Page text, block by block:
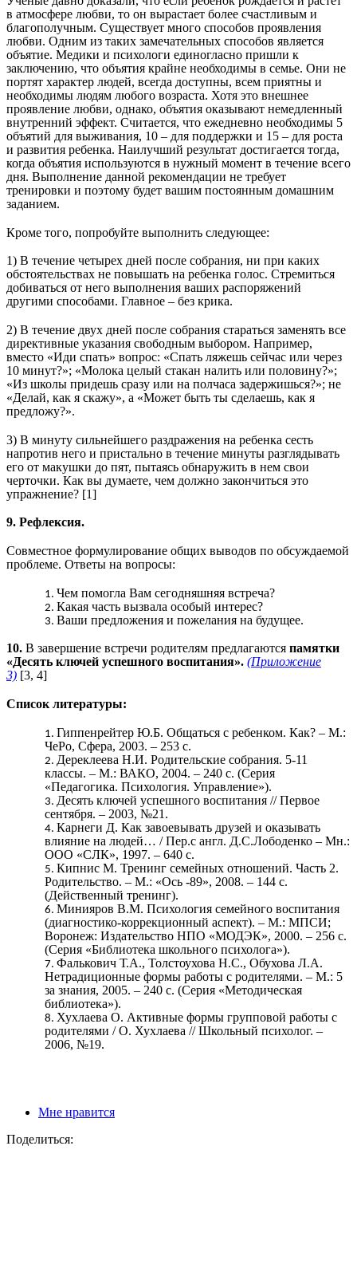
в атмосфере любви, то он вырастает более счастливым и
благополучным. Существует много способов проявления
любви. Одним из таких замечательных способов является
объятие. Медики и психологи единогласно пришли к
заключению, что объятия крайне необходимы в семье. Они не
портят характер людей, всегда доступны, всем приятны и
необходимы людям любого возраста. Хотя это внешнее
проявление любви, однако, объятия оказывают немедленный
внутренний эффект. Считается, что ежедневно необходимы 5
объятий для выживания, 10 – для поддержки и 15 – для роста
и развития ребенка. Наилучший результат достигается тогда,
когда объятия используются в нужный момент в течение всего
дня. Выполнение данной рекомендации не требует
тренировки и поэтому будет вашим постоянным домашним
заданием.
Кроме того, попробуйте выполнить следующее:
1) В течение четырех дней после собрания, ни при каких
обстоятельствах не повышать на ребенка голос. Стремиться
добиваться от него выполнения ваших распоряжений
другими способами. Главное – без крика.
2) В течение двух дней после собрания стараться заменять все
директивные указания свободным выбором. Например,
вместо «Иди спать» вопрос: «Спать ляжешь сейчас или через
10 минут?»; «Молока целый стакан налить или половину?»;
«Из школы придешь сразу или на полчаса задержишься?»; не
«Делай, как я скажу», а «Может быть ты сделаешь, как я
предложу?».
3) В минуту сильнейшего раздражения на ребенка сесть
напротив него и пристально в течение минуты разглядывать
его от макушки до пят, пытаясь обнаружить в нем свои
черточки. Как вы думаете, чем должно закончиться это
упражнение? [1]
9. Рефлексия.
Совместное формулирование общих выводов по обсуждаемой
проблеме. Ответы на вопросы:
Чем помогла Вам сегодняшняя встреча?
Какая часть вызвала особый интерес?
Ваши предложения и пожелания на будущее.
10. В завершение встречи родителям предлагаются памятки
«Десять ключей успешного воспитания». (Приложение
3) [3, 4]
Список литературы:
Гиппенрейтер Ю.Б. Общаться с ребенком. Как? – М.:
ЧеРо, Сфера, 2003. – 253 с.
Дереклеева Н.И. Родительские собрания. 5-11
классы. – М.: ВАКО, 2004. – 240 с. (Серия
«Педагогика. Психология. Управление»).
Десять ключей успешного воспитания // Первое
сентября. – 2003, №21.
Карнеги Д. Как завоевывать друзей и оказывать
влияние на людей… / Пер.с англ. Д.С.Лободенко – Мн.:
ООО «СЛК», 1997. – 640 с.
Кипнис М. Тренинг семейных отношений. Часть 2.
Родительство. – М.: «Ось -89», 2008. – 144 с.
(Действенный тренинг).
Минияров В.М. Психология семейного воспитания
(диагностико-коррекционный аспект). – М.: МПСИ;
Воронеж: Издательство НПО «МОДЭК», 2000. – 256 с.
(Серия «Библиотека школьного психолога»).
Фалькович Т.А., Толстоухова Н.С., Обухова Л.А.
Нетрадиционные формы работы с родителями. – М.: 5
за знания, 2005. – 240 с. (Серия «Методическая
библиотека»).
Хухлаева О. Активные формы групповой работы с
родителями / О. Хухлаева // Школьный психолог. –
2006, №19.
Мне нравится
Поделиться: